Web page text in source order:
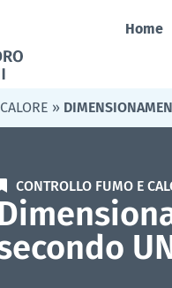
Home
»
CONTROLLO FUMO E